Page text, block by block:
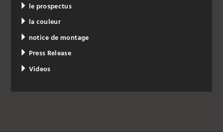
le prospectus
la couleur
notice de montage
Press Release
Videos